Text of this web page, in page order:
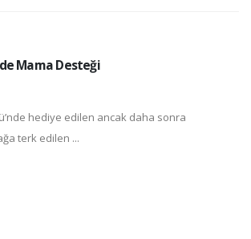
Mama Desteği
hediye edilen ancak daha sonra
terk edilen ...